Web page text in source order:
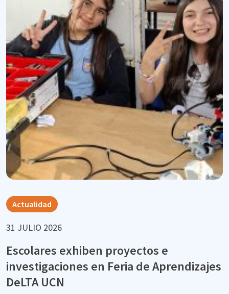
Actualidad
31 JULIO 2026
Escolares exhiben proyectos e
investigaciones en Feria de Aprendizajes
DeLTA UCN